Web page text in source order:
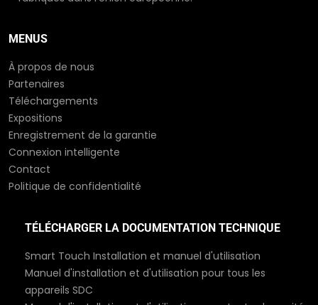
MENUS
À propos de nous
Partenaires
Téléchargements
Expositions
Enregistrement de la garantie
Connexion intelligente
Contact
Politique de confidentialité
TÉLÉCHARGER LA DOCUMENTATION TECHNIQUE
Smart Touch Installation et manuel d'utilisation
Manuel d'installation et d'utilisation pour tous les
appareils SDC